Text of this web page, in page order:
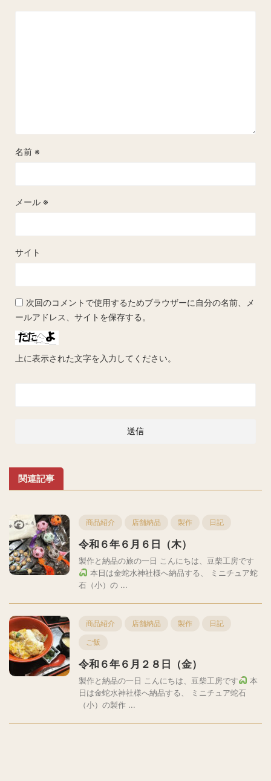
名前 ※
メール ※
サイト
次回のコメントで使用するためブラウザーに自分の名前、メ
ールアドレス、サイトを保存する。
上に表示された文字を入力してください。
関連記事
商品紹介 店舗納品 製作 日記
令和６年６月６日（木）
製作と納品の旅の一日 こんにちは、豆柴工房です
本日は金蛇水神社様へ納品する、 ミニチュア蛇
石（小）の ...
商品紹介 店舗納品 製作 日記
ご飯
令和６年６月２８日（金）
製作と納品の一日 こんにちは、豆柴工房です
本
日は金蛇水神社様へ納品する、 ミニチュア蛇石
（小）の製作 ...